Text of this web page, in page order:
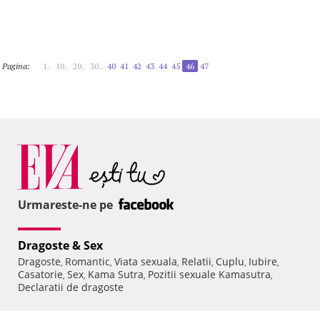
Pagina: 1.. 10.. 20.. 30.. 40 41 42 43 44 45 46 47
Urmareste-ne pe
Dragoste & Sex
Dragoste, Romantic, Viata sexuala, Relatii, Cuplu, Iubire,
Casatorie, Sex, Kama Sutra, Pozitii sexuale Kamasutra,
Declaratii de dragoste